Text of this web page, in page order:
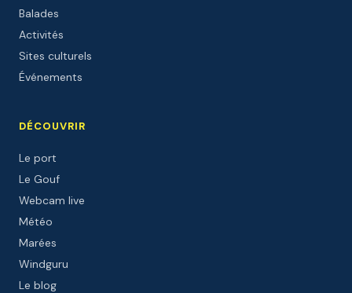
Balades
Activités
Sites culturels
Événements
DÉCOUVRIR
Le port
Le Gouf
Webcam live
Météo
Marées
Windguru
Le blog